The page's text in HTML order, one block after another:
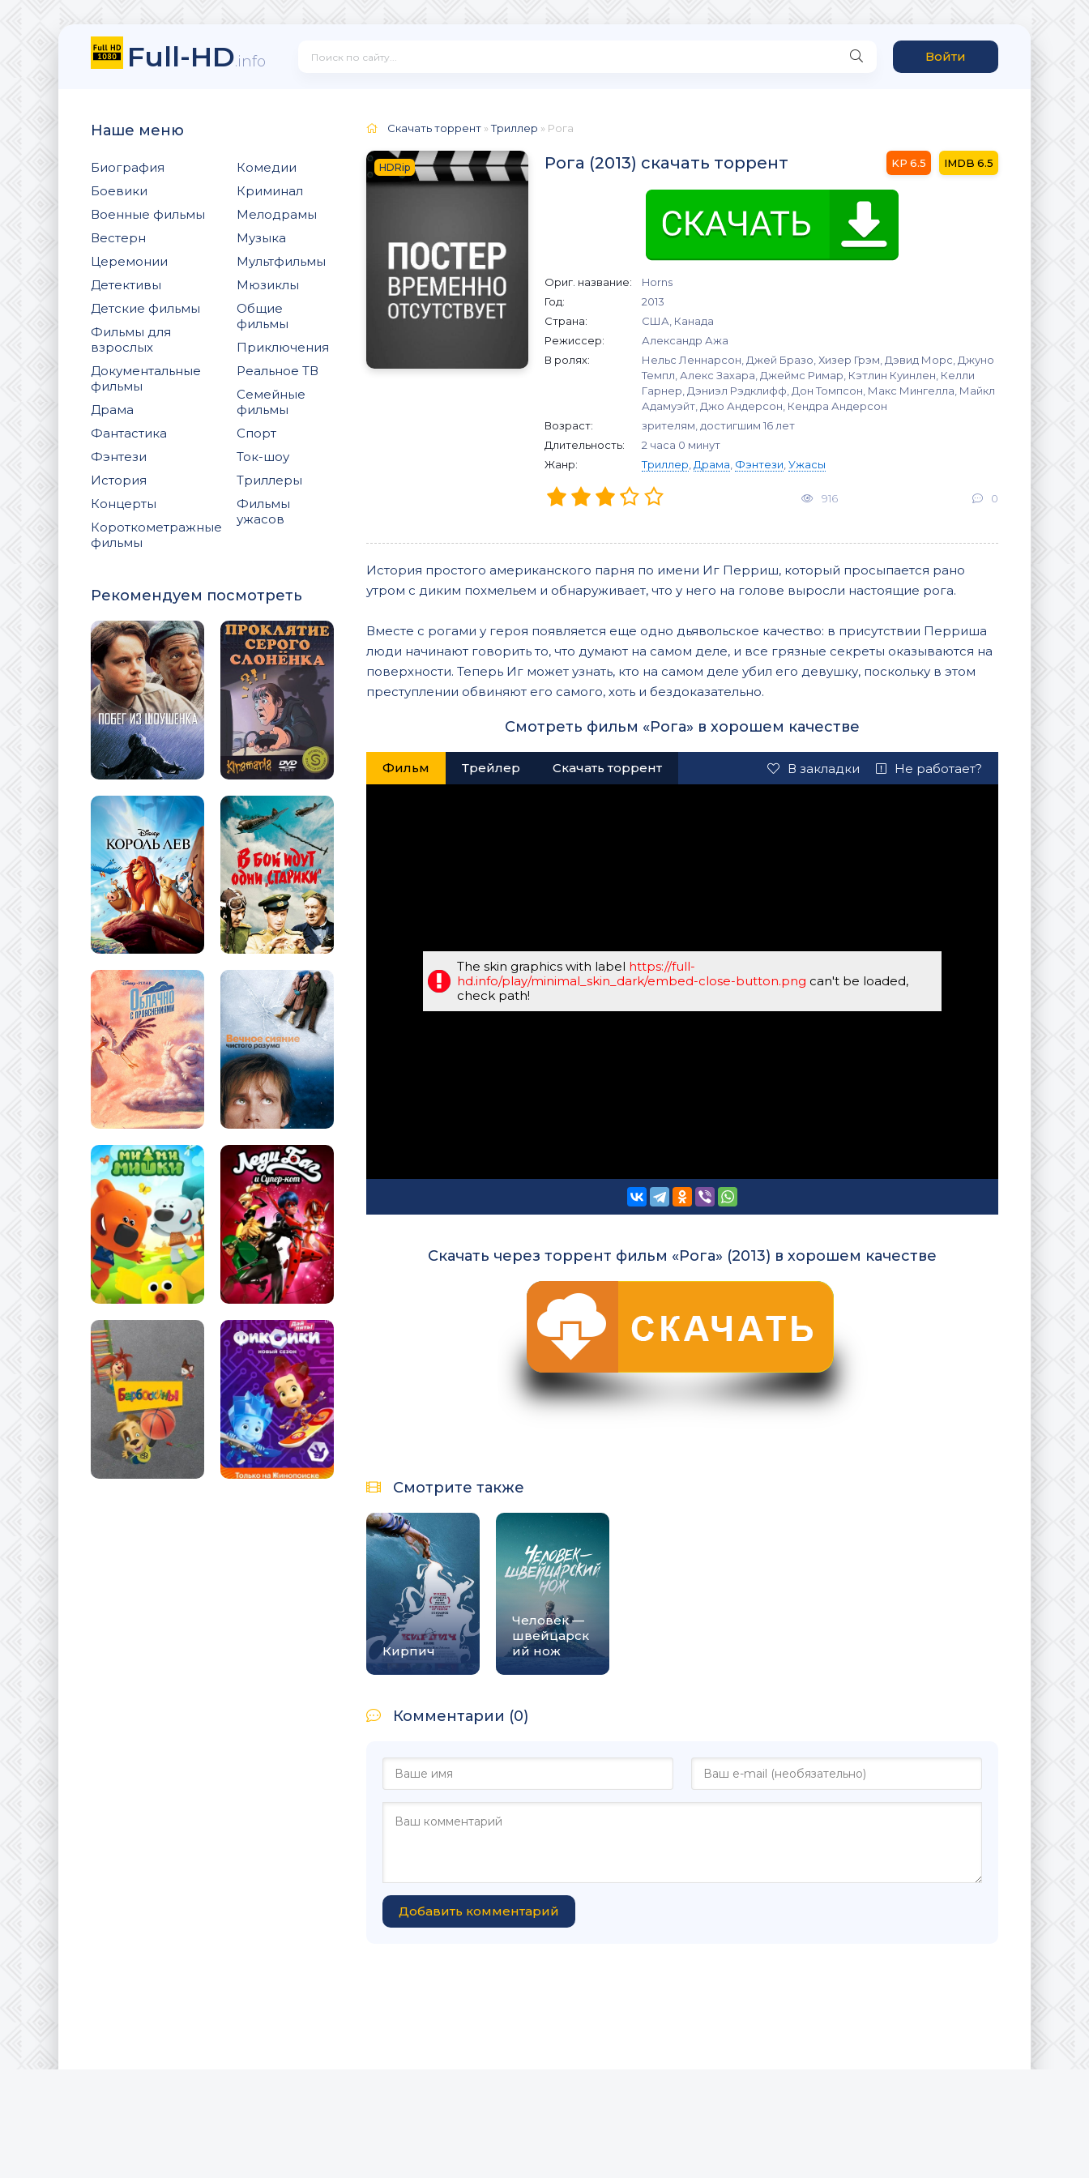
Full-HD.info Войти
Наше меню
Биография
Боевики
Военные фильмы
Вестерн
Церемонии
Детективы
Детские фильмы
Фильмы для
взрослых
Документальные
фильмы
Драма
Фантастика
Фэнтези
История
Концерты
Короткометражные
фильмы
Комедии
Криминал
Мелодрамы
Музыка
Мультфильмы
Мюзиклы
Общие
фильмы
Приключения
Реальное ТВ
Семейные
фильмы
Спорт
Ток-шоу
Триллеры
Фильмы
ужасов
Рекомендуем посмотреть
Скачать торрент »Триллер » Рога
HDRip Рога (2013) скачать торрент 6.5 6.5
Ориг. название:
Horns
Год:
2013
Страна:
США, Канада
Режиссер:
Александр Ажа
В ролях:
Нельс Леннарсон, Джей Бразо, Хизер Грэм, Дэвид Морс, Джуно
Темпл, Алекс Захара, Джеймс Римар, Кэтлин Куинлен, Келли
Гарнер, Дэниэл Рэдклифф, Дон Томпсон, Макс Мингелла, Майкл
Адамуэйт, Джо Андерсон, Кендра Андерсон
Возраст:
зрителям, достигшим 16 лет
Длительность:
2 часа 0 минут
Жанр:
Триллер Драма Фэнтези Ужасы
916 0
История простого американского парня по имени Иг Перриш, который просыпается рано
утром с диким похмельем и обнаруживает, что у него на голове выросли настоящие рога.
Вместе с рогами у героя появляется еще одно дьявольское качество: в присутствии Перриша
люди начинают говорить то, что думают на самом деле, и все грязные секреты оказываются на
поверхности. Теперь Иг может узнать, кто на самом деле убил его девушку, поскольку в этом
преступлении обвиняют его самого, хоть и бездоказательно.
Смотреть фильм «Рога» в хорошем качестве
Фильм Трейлер Скачать торрент В закладки Не работает?
The skin graphics with label https://full-
hd.info/play/minimal_skin_dark/embed-close-button.png can't be loaded,
check path!
Скачать через торрент фильм «Рога» (2013) в хорошем качестве
Смотрите также
Кирпич
Человек —
швейцарск
ий нож
Комментарии (0)
Добавить комментарий